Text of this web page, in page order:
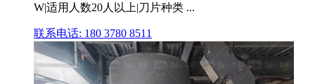
W|适用人数20人以上|刀片种类 ...
联系电话: 180 3780 8511